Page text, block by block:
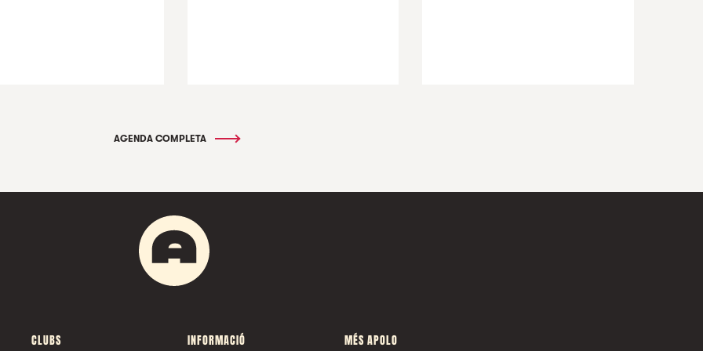
AGENDA COMPLETA
CLUBS INFORMACIÓ MÉS APOLO